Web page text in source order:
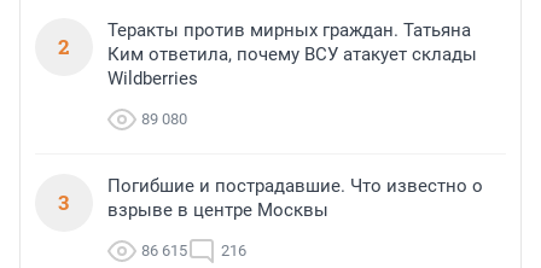
2
Теракты против мирных граждан. Татьяна
Ким ответила, почему ВСУ атакует склады
Wildberries
89 080
3
Погибшие и пострадавшие. Что известно о
взрыве в центре Москвы
86 615 216